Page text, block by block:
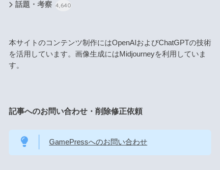
話題・考察 4,640
本サイトのコンテンツ制作にはOpenAIおよびChatGPTの技術
を活用しています。画像生成にはMidjourneyを利用していま
す。
記事へのお問い合わせ・削除修正依頼
GamePressへのお問い合わせ